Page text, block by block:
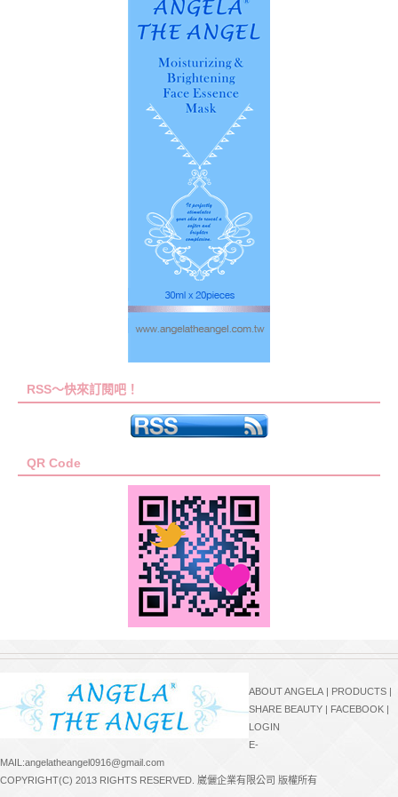
RSS～快來訂閱吧！
QR Code
ABOUT ANGELA | PRODUCTS |
SHARE BEAUTY | FACEBOOK |
LOGIN
E-
MAIL:angelatheangel0916@gmail.com
COPYRIGHT(C) 2013 RIGHTS RESERVED. 崴儷企業有限公司 版權所有